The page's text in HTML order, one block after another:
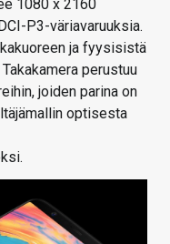
1080 x 2160
P3-väriavaruuksia.
ja fyysisistä
perustuu
joiden parina on
optisesta